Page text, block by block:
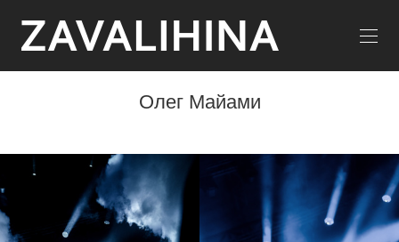
Олег Майами